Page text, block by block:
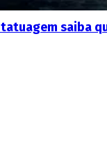
saiba